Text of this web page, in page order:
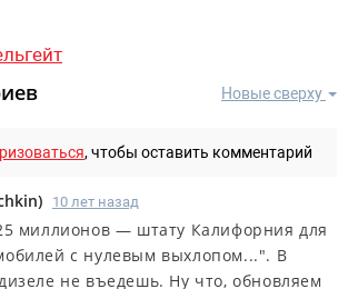
Новые сверху
, чтобы оставить комментарий
) 10 лет назад
миллионов — штату Калифорния для
с нулевым выхлопом...". В
не въедешь. Ну что, обновляем